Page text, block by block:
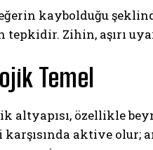
kaybolduğu
Zihin, aşırı
Temel
altyapısı, özellikle
aktive olur;